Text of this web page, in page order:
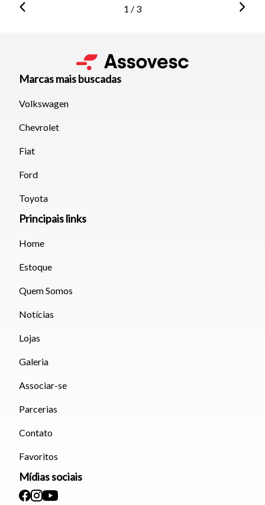
1 / 3
Marcas mais buscadas
Volkswagen
Chevrolet
Fiat
Ford
Toyota
Principais links
Home
Estoque
Quem Somos
Notícias
Lojas
Galeria
Associar-se
Parcerias
Contato
Favoritos
Mídias sociais